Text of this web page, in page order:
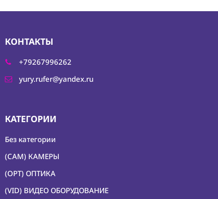
КОНТАКТЫ
+79267996262
yury.rufer@yandex.ru
КАТЕГОРИИ
Без категории
(CAM) КАМЕРЫ
(OPT) ОПТИКА
(VID) ВИДЕО ОБОРУДОВАНИЕ